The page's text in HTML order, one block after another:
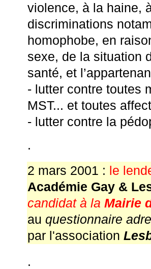
violence, à la haine,
discriminations
homophobe, en
sexe, de la situation
santé, et
- lutter contre toutes
MST... et toutes
- lutter contre la
.
2 mars 2001 : le
Académie Gay &
candidat à la Mairie
au questionnaire
par l'association
.